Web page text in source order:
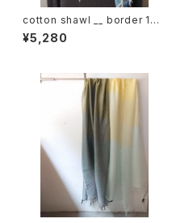
cotton shawl __ border 160
海嶺w
¥5,280